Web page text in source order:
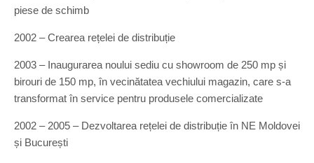
piese de schimb
2002 – Crearea rețelei de distribuție
2003 – Inaugurarea noului sediu cu showroom de 250 mp și
birouri de 150 mp, în vecinătatea vechiului magazin, care s-a
transformat în service pentru produsele comercializate
2002 – 2005 – Dezvoltarea rețelei de distribuție în NE Moldovei
și București